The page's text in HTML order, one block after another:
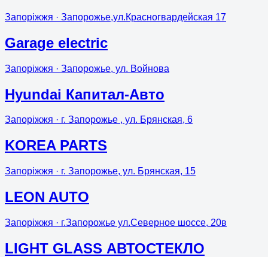
Запоріжжя · Запорожье,ул.Красногвардейская 17
Garage electric
Запоріжжя · Запорожье, ул. Войнова
Hyundai Капитал-Авто
Запоріжжя · г. Запорожье , ул. Брянская, 6
KOREA PARTS
Запоріжжя · г. Запорожье, ул. Брянская, 15
LEON AUTO
Запоріжжя · г.Запорожье ул.Северное шоссе, 20в
LIGHT GLASS АВТОСТЕКЛО